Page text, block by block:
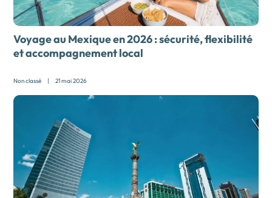
Voyage au Mexique en 2026 : sécurité, flexibilité
et accompagnement local
Non classé | 21 mai 2026